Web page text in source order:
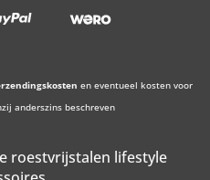
en eventueel kosten voor
anderszins beschreven
roestvrijstalen lifestyle